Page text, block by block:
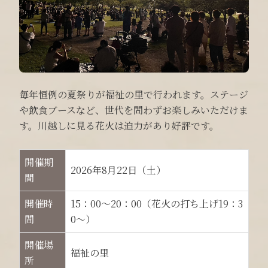
毎年恒例の夏祭りが福祉の里で行われます。ステージ
や飲食ブースなど、世代を問わずお楽しみいただけま
す。川越しに見る花火は迫力があり好評です。
開催期
間
2026年8月22日（土）
開催時
間
15：00～20：00（花火の打ち上げ19：3
0～）
開催場
所
福祉の里